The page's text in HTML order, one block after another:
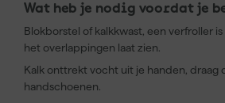
Wat heb je nodig voordat je
Blokborstel of kalkkwast, een verfroller
het overlappingen laat zien.
Kalk onttrekt vocht uit je handen, draag
handschoenen.